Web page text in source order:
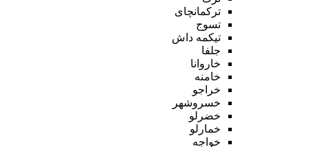
ترکمانچای
تسوج
تیکمه داش
جلفا
خاروانا
خامنه
خراجو
خسروشهر
خضرلو
خمارلو
خواجه